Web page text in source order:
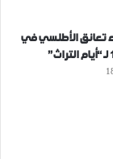
تعانق الأطلسي في